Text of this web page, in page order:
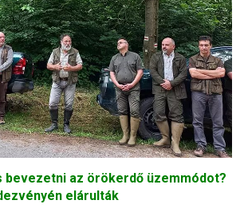
bevezetni az örökerdő üzemmódot?
elárulták